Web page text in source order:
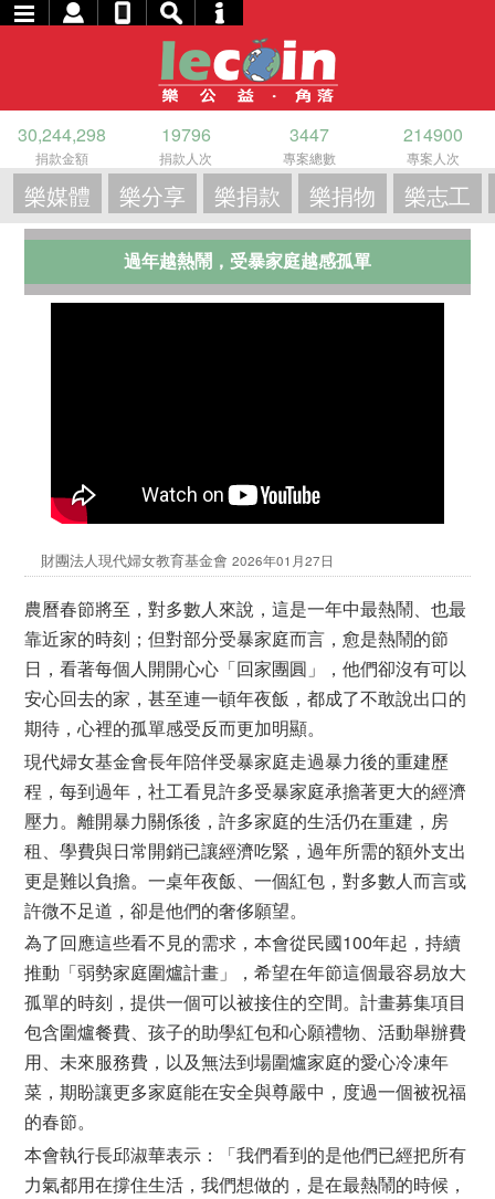
30,244,298
捐款金額
19796
捐款人次
3447
專案總數
214900
專案人次
樂媒體 樂分享 樂捐款 樂捐物 樂志工
過年越熱鬧，受暴家庭越感孤單
財團法人現代婦女教育基金會2026年01月27日
農曆春節將至，對多數人來說，這是一年中最熱鬧、也最
靠近家的時刻；但對部分受暴家庭而言，愈是熱鬧的節
日，看著每個人開開心心「回家團圓」，他們卻沒有可以
安心回去的家，甚至連一頓年夜飯，都成了不敢說出口的
期待，心裡的孤單感受反而更加明顯。
現代婦女基金會長年陪伴受暴家庭走過暴力後的重建歷
程，每到過年，社工看見許多受暴家庭承擔著更大的經濟
壓力。離開暴力關係後，許多家庭的生活仍在重建，房
租、學費與日常開銷已讓經濟吃緊，過年所需的額外支出
更是難以負擔。一桌年夜飯、一個紅包，對多數人而言或
許微不足道，卻是他們的奢侈願望。
為了回應這些看不見的需求，本會從民國100年起，持續
推動「弱勢家庭圍爐計畫」，希望在年節這個最容易放大
孤單的時刻，提供一個可以被接住的空間。計畫募集項目
包含圍爐餐費、孩子的助學紅包和心願禮物、活動舉辦費
用、未來服務費，以及無法到場圍爐家庭的愛心冷凍年
菜，期盼讓更多家庭能在安全與尊嚴中，度過一個被祝福
的春節。
本會執行長邱淑華表示：「我們看到的是他們已經把所有
力氣都用在撐住生活，我們想做的，是在最熱鬧的時候，